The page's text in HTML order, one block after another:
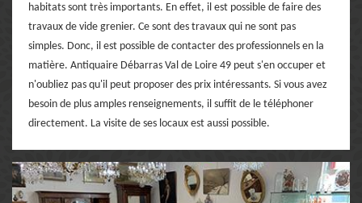
habitats sont très importants. En effet, il est possible de faire des
travaux de vide grenier. Ce sont des travaux qui ne sont pas
simples. Donc, il est possible de contacter des professionnels en la
matière. Antiquaire Débarras Val de Loire 49 peut s'en occuper et
n'oubliez pas qu'il peut proposer des prix intéressants. Si vous avez
besoin de plus amples renseignements, il suffit de le téléphoner
directement. La visite de ses locaux est aussi possible.